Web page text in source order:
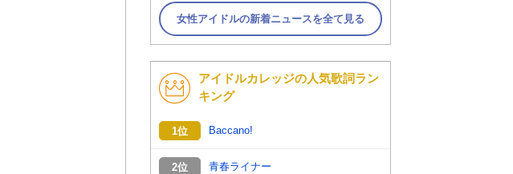
女性アイドルの新着ニュースを全て見る
アイドルカレッジの人気歌詞ラン
キング
1位 Baccano!
2位 青春ライナー